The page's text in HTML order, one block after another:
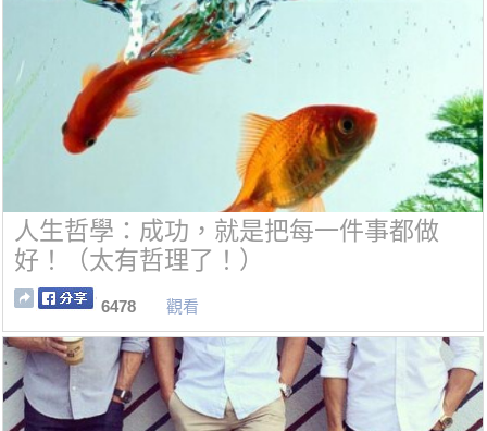
人生哲學：成功，就是把每一件事都做
好！（太有哲理了！）
6478 觀看